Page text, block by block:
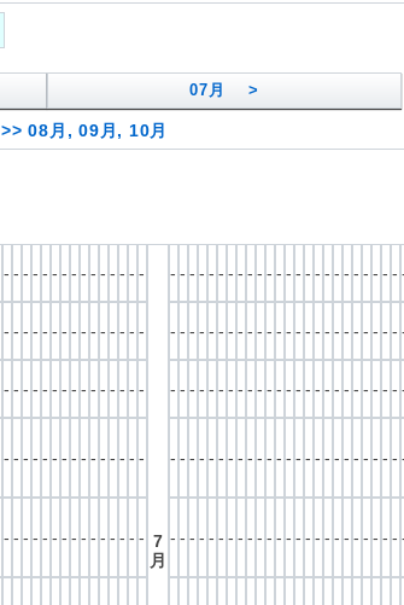
07月 >
>>08月, 09月, 10月
- - - - - - - - - - - - - - -
7
月
- - - - - - - - - - - - - - - - - - - - - - - -
- - - - - - - - - - - - - - - - - - - - - - - - - - - - - - - - - - - - - - -
- - - - - - - - - - - - - - - - - - - - - - - - - - - - - - - - - - - - - - -
- - - - - - - - - - - - - - - - - - - - - - - - - - - - - - - - - - - - - - -
- - - - - - - - - - - - - - - - - - - - - - - - - - - - - - - - - - - - - - -